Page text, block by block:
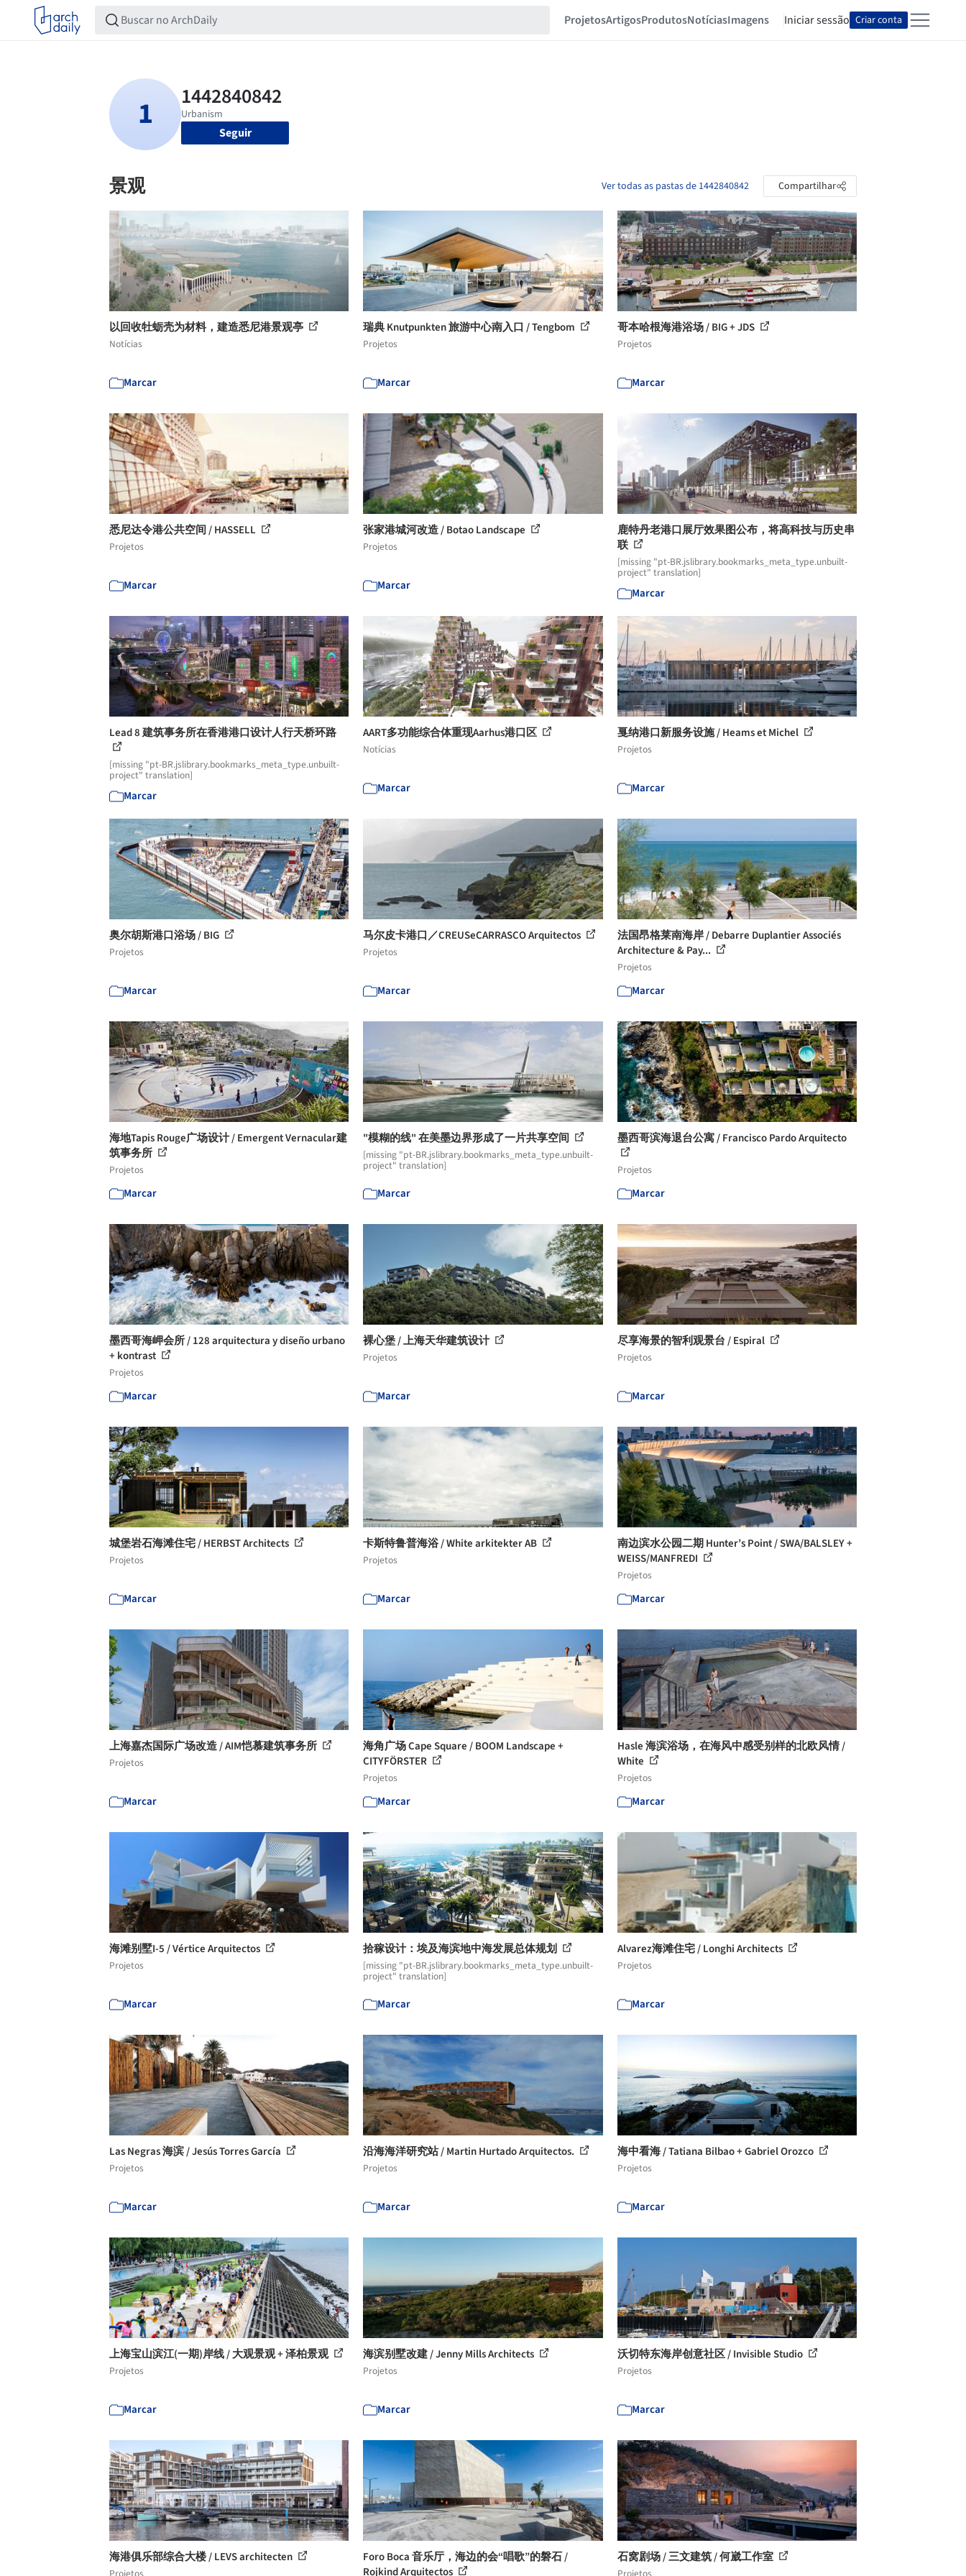
ProjetosArtigosProdutosNotíciasImagens Iniciar sessão Criar conta
Seguir
景观 Ver todas as pastas de 1442840842 Compartilhar
以回收牡蛎壳为材料，建造悉尼港景观亭
Notícias
Marcar
瑞典 Knutpunkten 旅游中心南入口 / Tengbom
Projetos
Marcar
哥本哈根海港浴场 / BIG + JDS
Projetos
Marcar
悉尼达令港公共空间 / HASSELL
Projetos
Marcar
张家港城河改造 / Botao Landscape
Projetos
Marcar
鹿特丹老港口展厅效果图公布，将高科技与历史串
联
[missing "pt-BR.jslibrary.bookmarks_meta_type.unbuilt-
project" translation]
Marcar
Lead 8 建筑事务所在香港港口设计人行天桥环路
[missing "pt-BR.jslibrary.bookmarks_meta_type.unbuilt-
project" translation]
Marcar
AART多功能综合体重现Aarhus港口区
Notícias
Marcar
戛纳港口新服务设施 / Heams et Michel
Projetos
Marcar
奥尔胡斯港口浴场 / BIG
Projetos
Marcar
马尔皮卡港口／CREUSeCARRASCO Arquitectos
Projetos
Marcar
法国昂格莱南海岸 / Debarre Duplantier Associés
Architecture & Pay...
Projetos
Marcar
海地Tapis Rouge广场设计 / Emergent Vernacular建
筑事务所
Projetos
Marcar
"模糊的线" 在美墨边界形成了一片共享空间
[missing "pt-BR.jslibrary.bookmarks_meta_type.unbuilt-
project" translation]
Marcar
墨西哥滨海退台公寓 / Francisco Pardo Arquitecto
Projetos
Marcar
墨西哥海岬会所 / 128 arquitectura y diseño urbano
+ kontrast
Projetos
Marcar
裸心堡 / 上海天华建筑设计
Projetos
Marcar
尽享海景的智利观景台 / Espiral
Projetos
Marcar
城堡岩石海滩住宅 / HERBST Architects
Projetos
Marcar
卡斯特鲁普海浴 / White arkitekter AB
Projetos
Marcar
南边滨水公园二期 Hunter’s Point / SWA/BALSLEY +
WEISS/MANFREDI
Projetos
Marcar
上海嘉杰国际广场改造 / AIM恺慕建筑事务所
Projetos
Marcar
海角广场 Cape Square / BOOM Landscape +
CITYFÖRSTER
Projetos
Marcar
Hasle 海滨浴场，在海风中感受别样的北欧风情 /
White
Projetos
Marcar
海滩别墅I-5 / Vértice Arquitectos
Projetos
Marcar
拾稼设计：埃及海滨地中海发展总体规划
[missing "pt-BR.jslibrary.bookmarks_meta_type.unbuilt-
project" translation]
Marcar
Alvarez海滩住宅 / Longhi Architects
Projetos
Marcar
Las Negras 海滨 / Jesús Torres García
Projetos
Marcar
沿海海洋研究站 / Martin Hurtado Arquitectos.
Projetos
Marcar
海中看海 / Tatiana Bilbao + Gabriel Orozco
Projetos
Marcar
上海宝山滨江(一期)岸线 / 大观景观 + 泽柏景观
Projetos
Marcar
海滨别墅改建 / Jenny Mills Architects
Projetos
Marcar
沃切特东海岸创意社区 / Invisible Studio
Projetos
Marcar
海港俱乐部综合大楼 / LEVS architecten
Foro Boca 音乐厅，海边的会“唱歌”的磐石 /
Rojkind Arquitectos
石窝剧场 / 三文建筑 / 何崴工作室